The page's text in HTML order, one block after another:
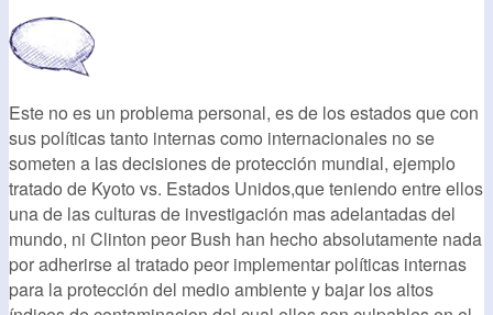
Este no es un problema personal, es de los estados que con
sus políticas tanto internas como internacionales no se
someten a las decisiones de protección mundial, ejemplo
tratado de Kyoto vs. Estados Unidos,que teniendo entre ellos
una de las culturas de investigación mas adelantadas del
mundo, ni Clinton peor Bush han hecho absolutamente nada
por adherirse al tratado peor implementar políticas internas
para la protección del medio ambiente y bajar los altos